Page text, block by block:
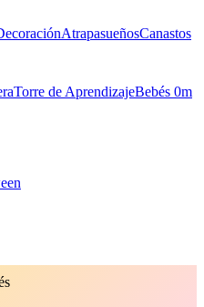
AtrapasueñosCanastos
Torre de AprendizajeBebés 0m